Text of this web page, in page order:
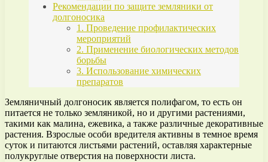
Рекомендации по защите земляники от
долгоносика
1. Проведение профилактических
мероприятий
2. Применение биологических методов
борьбы
3. Использование химических
препаратов
Земляничный долгоносик является полифагом, то есть он
питается не только земляникой, но и другими растениями,
такими как малина, ежевика, а также различные декоративные
растения. Взрослые особи вредителя активны в темное время
суток и питаются листьями растений, оставляя характерные
полукруглые отверстия на поверхности листа.